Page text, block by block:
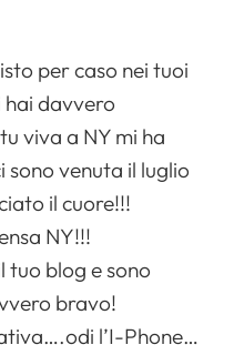
per caso nei tuoi
davvero
viva a NY mi ha
venuta il luglio
il cuore!!!
NY!!!
tuo blog e sono
bravo!
l’I-Phone…